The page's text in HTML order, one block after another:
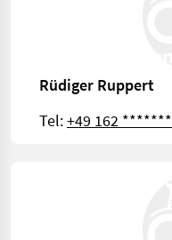
Rüdiger Ruppert
Tel:+49 162 *******